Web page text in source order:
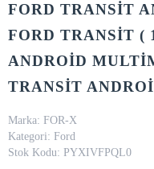
FORD TRANSİT
FORD TRANSİT (
ANDROİD
TRANSİT
Marka: FOR-X
Kategori: Ford
Stok Kodu: PYXIVFPQL0